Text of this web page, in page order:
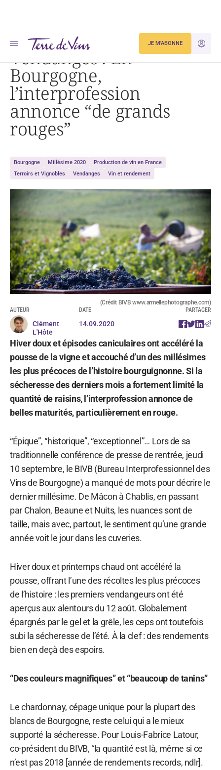
JE
JE M'ABONNE
Accueil Vendanges : En Bourgogne, l’interprofession annonce « de grands rouges »
Vendanges : En
Bourgogne,
l’interprofession
annonce “de grands
rouges”
Bourgogne Millésime 2020
Production de vin en France
Terroirs et Vignobles
Vendanges Vin et rendement
(Crédit BIVB www.armellephotographe.com)
AUTEUR
Clément
L'Hôte
DATE
14.09.2020
PARTAGER
Hiver doux et épisodes caniculaires ont accéléré la
pousse de la vigne et accouché d’un des millésimes
les plus précoces de l’histoire bourguignonne. Si la
sécheresse des derniers mois a fortement limité la
quantité de raisins, l’interprofession annonce de
belles maturités, particulièrement en rouge.
“Épique”, “historique”, “exceptionnel”… Lors de sa
traditionnelle conférence de presse de rentrée, jeudi
10 septembre, le BIVB (Bureau Interprofessionnel des
Vins de Bourgogne) a manqué de mots pour décrire le
dernier millésime. De Mâcon à Chablis, en passant
par Chalon, Beaune et Nuits, les nuances sont de
taille, mais avec, partout, le sentiment qu’une grande
année voit le jour dans les cuveries.
Hiver doux et printemps chaud ont accéléré la
pousse, offrant l’une des récoltes les plus précoces
de l’histoire : les premiers vendangeurs ont été
aperçus aux alentours du 12 août. Globalement
épargnés par le gel et la grêle, les ceps ont toutefois
subi la sécheresse de l’été. À la clef : des rendements
bien en deçà des espoirs.
“Des couleurs magnifiques” et “beaucoup de tanins”
Le chardonnay, cépage unique pour la plupart des
blancs de Bourgogne, reste celui qui a le mieux
supporté la sécheresse. Pour Louis-Fabrice Latour,
co-président du BIVB, “la quantité est là, même si ce
n’est pas 2018 [année de rendements records, ndlr].